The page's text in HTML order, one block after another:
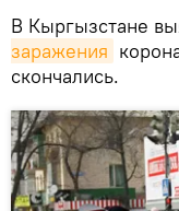
В Кыргызстане
заражения
скончались.